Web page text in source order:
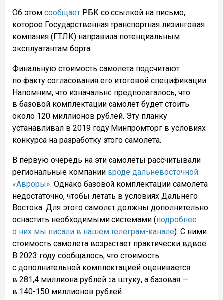
Об этом сообщает РБК со ссылкой на письмо,
которое Государственная транспортная лизинговая
компания (ГТЛК) направила потенциальным
эксплуатантам борта.
Финальную стоимость самолета подсчитают
по факту согласования его итоговой спецификации.
Напомним, что изначально предполагалось, что
в базовой комплектации самолет будет стоить
около 120 миллионов рублей. Эту планку
устанавливал в 2019 году Минпромторг в условиях
конкурса на разработку этого самолета.
В первую очередь на эти самолеты рассчитывали
региональные компании вроде дальневосточной
«Авроры». Однако базовой комплектации самолета
недостаточно, чтобы летать в условиях Дальнего
Востока. Для этого самолет должны дополнительно
оснастить необходимыми системами (подробнее
о них мы писали в нашем телеграм-канале). С ними
стоимость самолета возрастает практически вдвое.
В 2023 году сообщалось, что стоимость
с дополнительной комплектацией оценивается
в 281,4 миллиона рублей за штуку, а базовая —
в 140-150 миллионов рублей.